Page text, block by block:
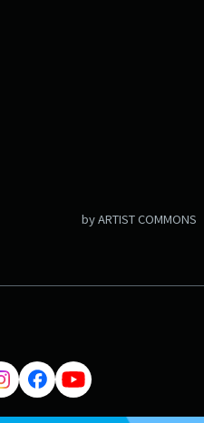
スタート『毎朝のビタミントー
活～Radi＆Go～ シーズン
セージテーマ (月) メッセージ
) メッセージテーマ (木) 一言
by ARTIST COMMONS